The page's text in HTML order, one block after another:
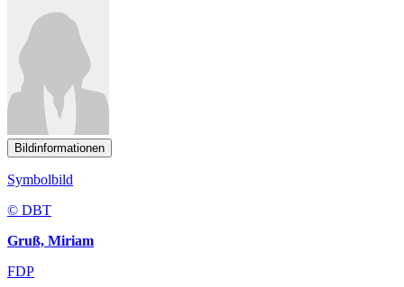
Bildinformationen
Symbolbild
© DBT
Gruß, Miriam
FDP